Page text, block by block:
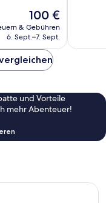
Der
Preis
beträgt
100 €
& Gebühren
6. Sept.–7. Sept.
und Vorteile
mehr Abenteuer!